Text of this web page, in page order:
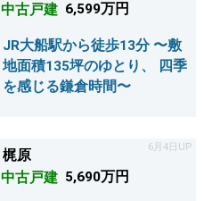
中古戸建 6,599万円
JR大船駅から徒歩13分 〜敷
地面積135坪のゆとり、 四季
を感じる鎌倉時間〜
6月4日UP
梶原
中古戸建 5,690万円